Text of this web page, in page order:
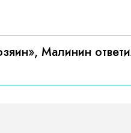
Малинин